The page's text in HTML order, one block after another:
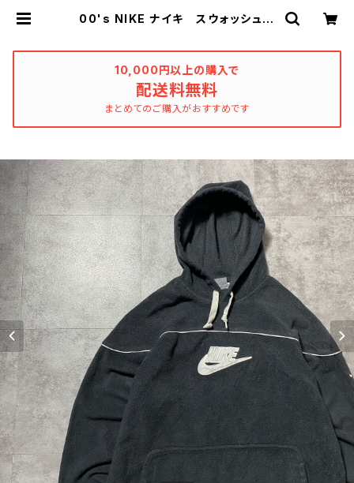
00's NIKE ナイキ スウォッシュ
10,000円以上の購入で
配送料無料
まとめてのご購入がおすすめです